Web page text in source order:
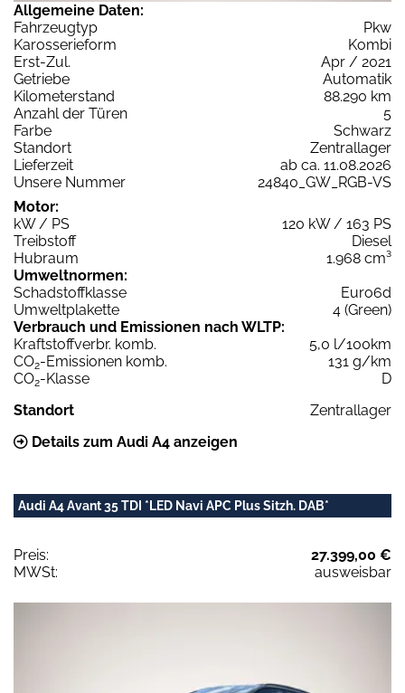
Allgemeine Daten:
Fahrzeugtyp
Pkw
Karosserieform
Kombi
Erst-Zul.
Apr / 2021
Getriebe
Automatik
Kilometerstand
88.290 km
Anzahl der Türen
5
Farbe
Schwarz
Standort
Zentrallager
Lieferzeit
ab ca. 11.08.2026
Unsere Nummer
24840_GW_RGB-VS
Motor:
kW / PS
120 kW / 163 PS
Treibstoff
Diesel
Hubraum
1.968 cm³
Umweltnormen:
Schadstoffklasse
Euro6d
Umweltplakette
4 (Green)
Verbrauch und Emissionen nach WLTP:
Kraftstoffverbr. komb.
5,0 l/100km
CO2-Emissionen komb.
131 g/km
CO2-Klasse
D
Standort
Zentrallager
Details zum Audi A4 anzeigen
Audi A4 Avant 35 TDI *LED Navi APC Plus Sitzh. DAB*
Preis:
27.399,00 €
MWSt:
ausweisbar